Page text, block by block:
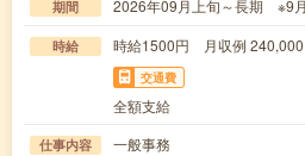
期間 2026年09月上旬～長期 ※9
時給 時給1500円 月収例 240,000
交通費
全額支給
仕事内容
一般事務